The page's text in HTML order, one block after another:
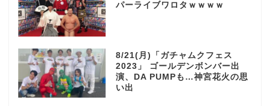
パーライブワロタｗｗｗｗ
8/21(月)「ガチャムクフェス
2023」 ゴールデンボンバー出
演、DA PUMPも…神宮花火の思
い出